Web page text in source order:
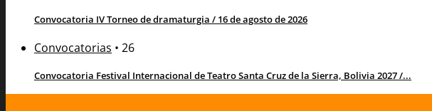
Convocatoria IV Torneo de dramaturgia / 16 de agosto de 2026
Convocatorias • 26
Convocatoria Festival Internacional de Teatro Santa Cruz de la Sierra, Bolivia 2027 /...